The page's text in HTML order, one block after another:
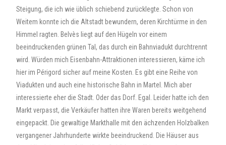
Steigung, die ich wie üblich schiebend zurücklegte. Schon von
Weitem konnte ich die Altstadt bewundern, deren Kirchtürme in den
Himmel ragten. Belvès liegt auf den Hügeln vor einem
beeindruckenden grünen Tal, das durch ein Bahnviadukt durchtrennt
wird. Würden mich Eisenbahn-Attraktionen interessieren, käme ich
hier im Périgord sicher auf meine Kosten. Es gibt eine Reihe von
Viadukten und auch eine historische Bahn in Martel. Mich aber
interessierte eher die Stadt. Oder das Dorf. Egal. Leider hatte ich den
Markt verpasst, die Verkäufer hatten ihre Waren bereits weitgehend
eingepackt. Die gewaltige Markthalle mit den ächzenden Holzbalken
vergangener Jahrhunderte wirkte beeindruckend. Die Häuser aus